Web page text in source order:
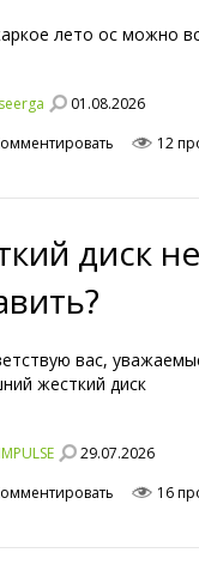
лето ос можно
seerga 01.08.2026
12
диск
вас,
жесткий диск
IMPULSE 29.07.2026
16